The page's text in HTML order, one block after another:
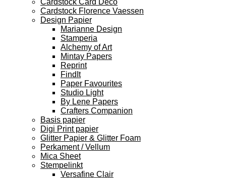
Cardstock Card Deco
Cardstock Florence Vaessen
Design Papier
Marianne Design
Stamperia
Alchemy of Art
Mintay Papers
Reprint
FindIt
Paper Favourites
Studio Light
By Lene Papers
Crafters Companion
Basis papier
Digi Print papier
Glitter Papier & Glitter Foam
Perkament / Vellum
Mica Sheet
Stempelinkt
Versafine Clair